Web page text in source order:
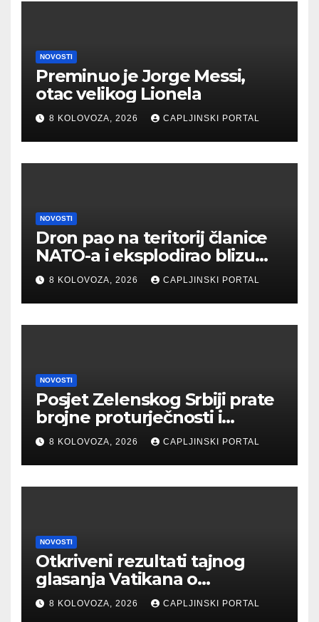
NOVOSTI
Preminuo je Jorge Messi,
otac velikog Lionela
8 KOLOVOZA, 2026 CAPLJINSKI PORTAL
NOVOSTI
Dron pao na teritorij članice
NATO-a i eksplodirao blizu
plinovoda
8 KOLOVOZA, 2026 CAPLJINSKI PORTAL
NOVOSTI
Posjet Zelenskog Srbiji prate
brojne proturječnosti i
podijeljene poruke
8 KOLOVOZA, 2026 CAPLJINSKI PORTAL
NOVOSTI
Otkriveni rezultati tajnog
glasanja Vatikana o
fenomenu Međugorja
8 KOLOVOZA, 2026 CAPLJINSKI PORTAL